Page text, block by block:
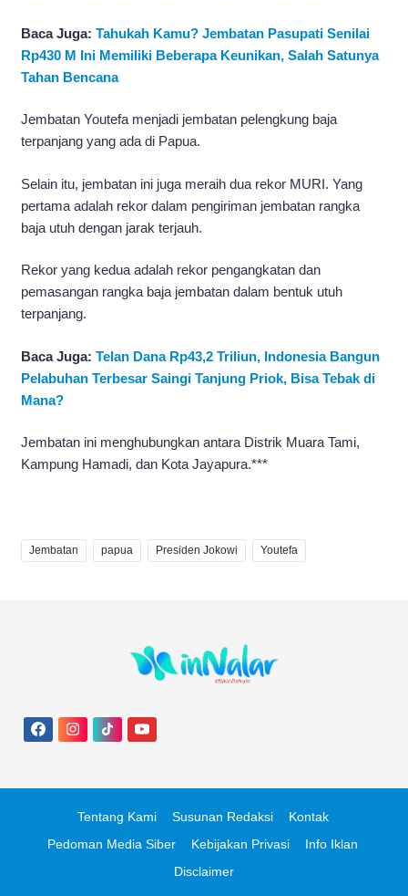
Baca Juga: Tahukah Kamu? Jembatan Pasupati Senilai
Rp430 M Ini Memiliki Beberapa Keunikan, Salah Satunya
Tahan Bencana
Jembatan Youtefa menjadi jembatan pelengkung baja
terpanjang yang ada di Papua.
Selain itu, jembatan ini juga meraih dua rekor MURI. Yang
pertama adalah rekor dalam pengiriman jembatan rangka
baja utuh dengan jarak terjauh.
Rekor yang kedua adalah rekor pengangkatan dan
pemasangan rangka baja jembatan dalam bentuk utuh
terpanjang.
Baca Juga: Telan Dana Rp43,2 Triliun, Indonesia Bangun
Pelabuhan Terbesar Saingi Tanjung Priok, Bisa Tebak di
Mana?
Jembatan ini menghubungkan antara Distrik Muara Tami,
Kampung Hamadi, dan Kota Jayapura.***
Jembatan papua Presiden Jokowi Youtefa
Tentang Kami Susunan Redaksi
Kontak
Pedoman Media Siber
Kebijakan Privasi
Info Iklan
Disclaimer